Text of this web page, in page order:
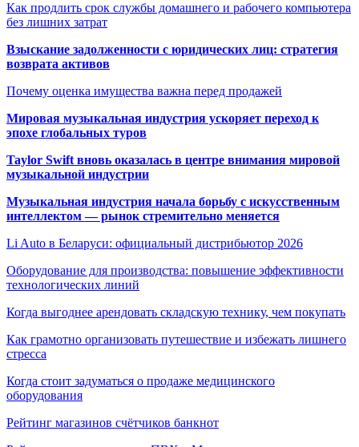
Как продлить срок службы домашнего и рабочего компьютера
без лишних затрат
Взыскание задолженности с юридических лиц: стратегия
возврата активов
Почему оценка имущества важна перед продажей
Мировая музыкальная индустрия ускоряет переход к
эпохе глобальных туров
Taylor Swift вновь оказалась в центре внимания мировой
музыкальной индустрии
Музыкальная индустрия начала борьбу с искусственным
интеллектом — рынок стремительно меняется
Li Auto в Беларуси: официальный дистрибьютор 2026
Оборудование для производства: повышение эффективности
технологических линий
Когда выгоднее арендовать складскую технику, чем покупать
Как грамотно организовать путешествие и избежать лишнего
стресса
Когда стоит задуматься о продаже медицинского
оборудования
Рейтинг магазинов счётчиков банкнот